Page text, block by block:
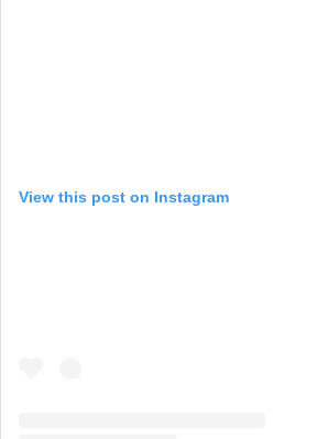
View this post on Instagram